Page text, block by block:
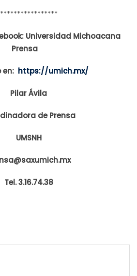
*****************
Universidad Michoacana
Prensa
en: https://umich.mx/
Pilar Ávila
de Prensa
UMSNH
Tel. 3.16.74.38